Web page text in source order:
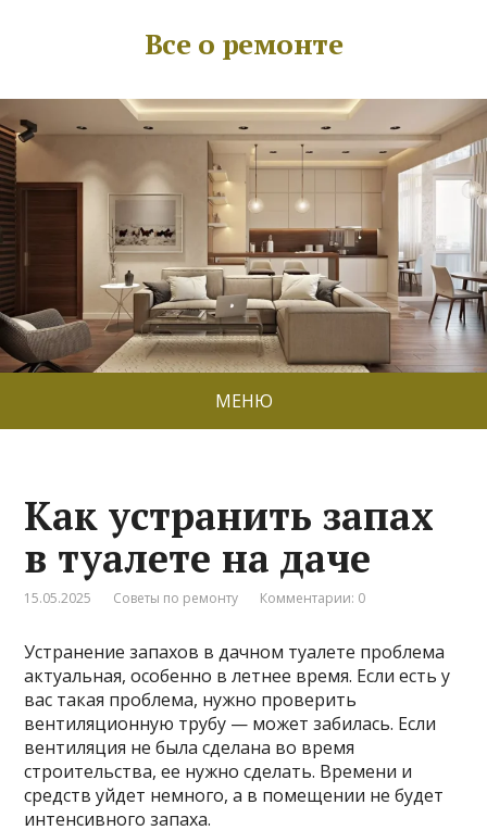
Все о ремонте
МЕНЮ
Как устранить запах
в туалете на даче
15.05.2025 Советы по ремонту Комментарии: 0
Устранение запахов в дачном туалете проблема
актуальная, особенно в летнее время. Если есть у
вас такая проблема, нужно проверить
вентиляционную трубу — может забилась. Если
вентиляция не была сделана во время
строительства, ее нужно сделать. Времени и
средств уйдет немного, а в помещении не будет
интенсивного запаха.